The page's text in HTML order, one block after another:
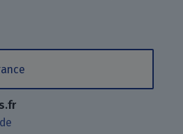
à notre blog en
sur GitHub.
avec nous via Matrix.